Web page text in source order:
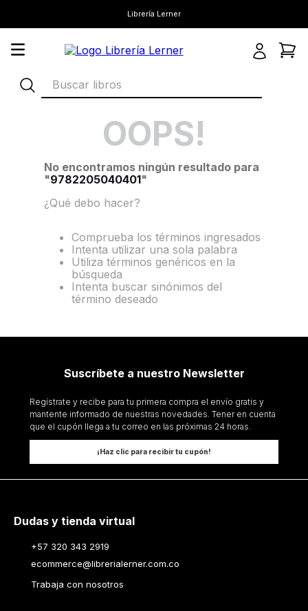
Librería Lerner
Buscar libros
OOPS!
No encontramos ningún resultado para
"9782205040401"
¿Qué debo hacer?
Comprueba los términos ingresados
Intenta utilizar una sola palabra
Utiliza términos genéricos en la
búsqueda
Intenta buscar sinónimos del
término deseado
Suscríbete a nuestro Newsletter
Regístrate y recibe para tu primera compra el envío gratis y
mantente informado de nuestras novedades. Tener en cuenta
que el cupón llega a tu correo en las próximas 24 horas.
¡Haz clic para recibir tu cupón!
Dudas y tienda virtual
+57 320 343 2919
ecommerce@librerialerner.com.co
Trabaja con nosotros